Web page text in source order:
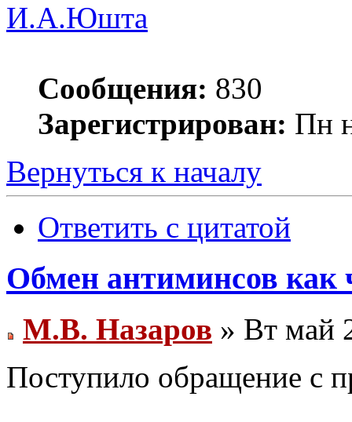
И.А.Юшта
Сообщения: 830
Зарегистрирован: Пн
Вернуться к началу
Ответить с цитатой
Обмен антиминсов как
М.В. Назаров » Вт май
Поступило обращение с